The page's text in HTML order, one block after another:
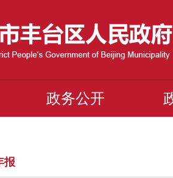
政务公开
报